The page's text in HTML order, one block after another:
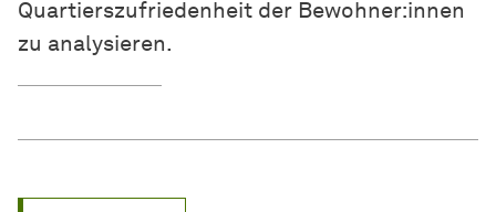
Quartierszufriedenheit der Bewohner:innen
zu analysieren.